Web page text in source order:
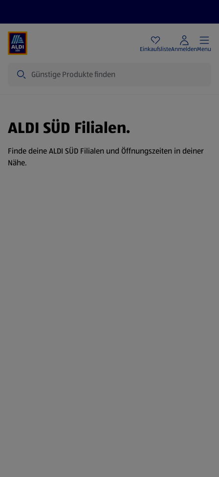
EinkaufslisteAnmeldenMenu
ALDI SÜD Filialen.
Finde deine ALDI SÜD Filialen und Öffnungszeiten in deiner
Nähe.